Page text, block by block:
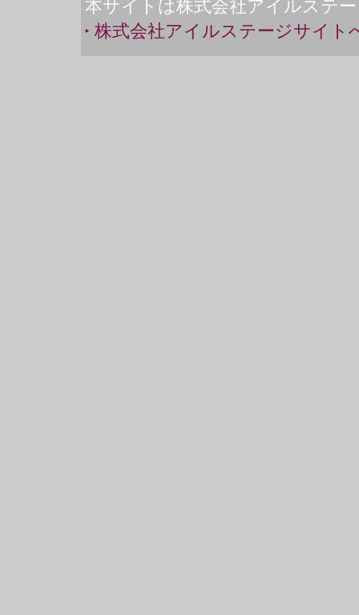
本サイトは株式会社アイルステ
株式会社アイルステージサイト